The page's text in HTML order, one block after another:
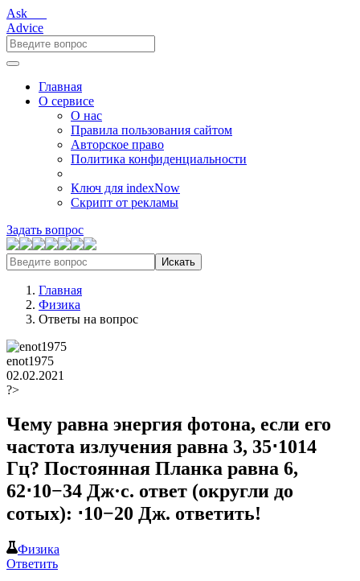
Ask___
Advice
Главная
О сервисе
О нас
Правила пользования сайтом
Авторское право
Политика конфиденциальности
Ключ для indexNow
Скрипт от рекламы
Задать вопрос
Искать
Главная
Физика
Ответы на вопрос
enot1975
02.02.2021
?>
Чему равна энергия фотона, если его
частота излучения равна 3, 35⋅1014
Гц? Постоянная Планка равна 6,
62⋅10−34 Дж·с. ответ (округли до
сотых): ⋅10−20 Дж. ответить!
Физика
Ответить